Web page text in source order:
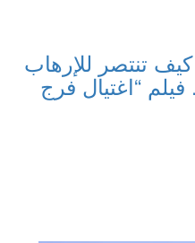
تنتصر للإرهاب
“اغتيال فرج